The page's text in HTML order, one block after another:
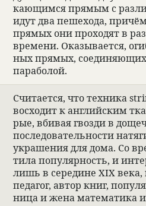
кающимся прямым с
идут два пеше­хода,
прямых они про­хо­дят в
времени. Ока­зы­ва­ется,
ных прямых, соеди­няющих
пара­бо­лой.
Счи­та­ется, что тех­ника
вос­хо­дит к английским
рые, вби­вая гвозди в
после­до­ва­тель­но­сти
украше­ния для дома. Со
тила попу­ляр­ность, и
лишь в сере­дине XIX
педагог, автор книг,
ница и жена матема­тика